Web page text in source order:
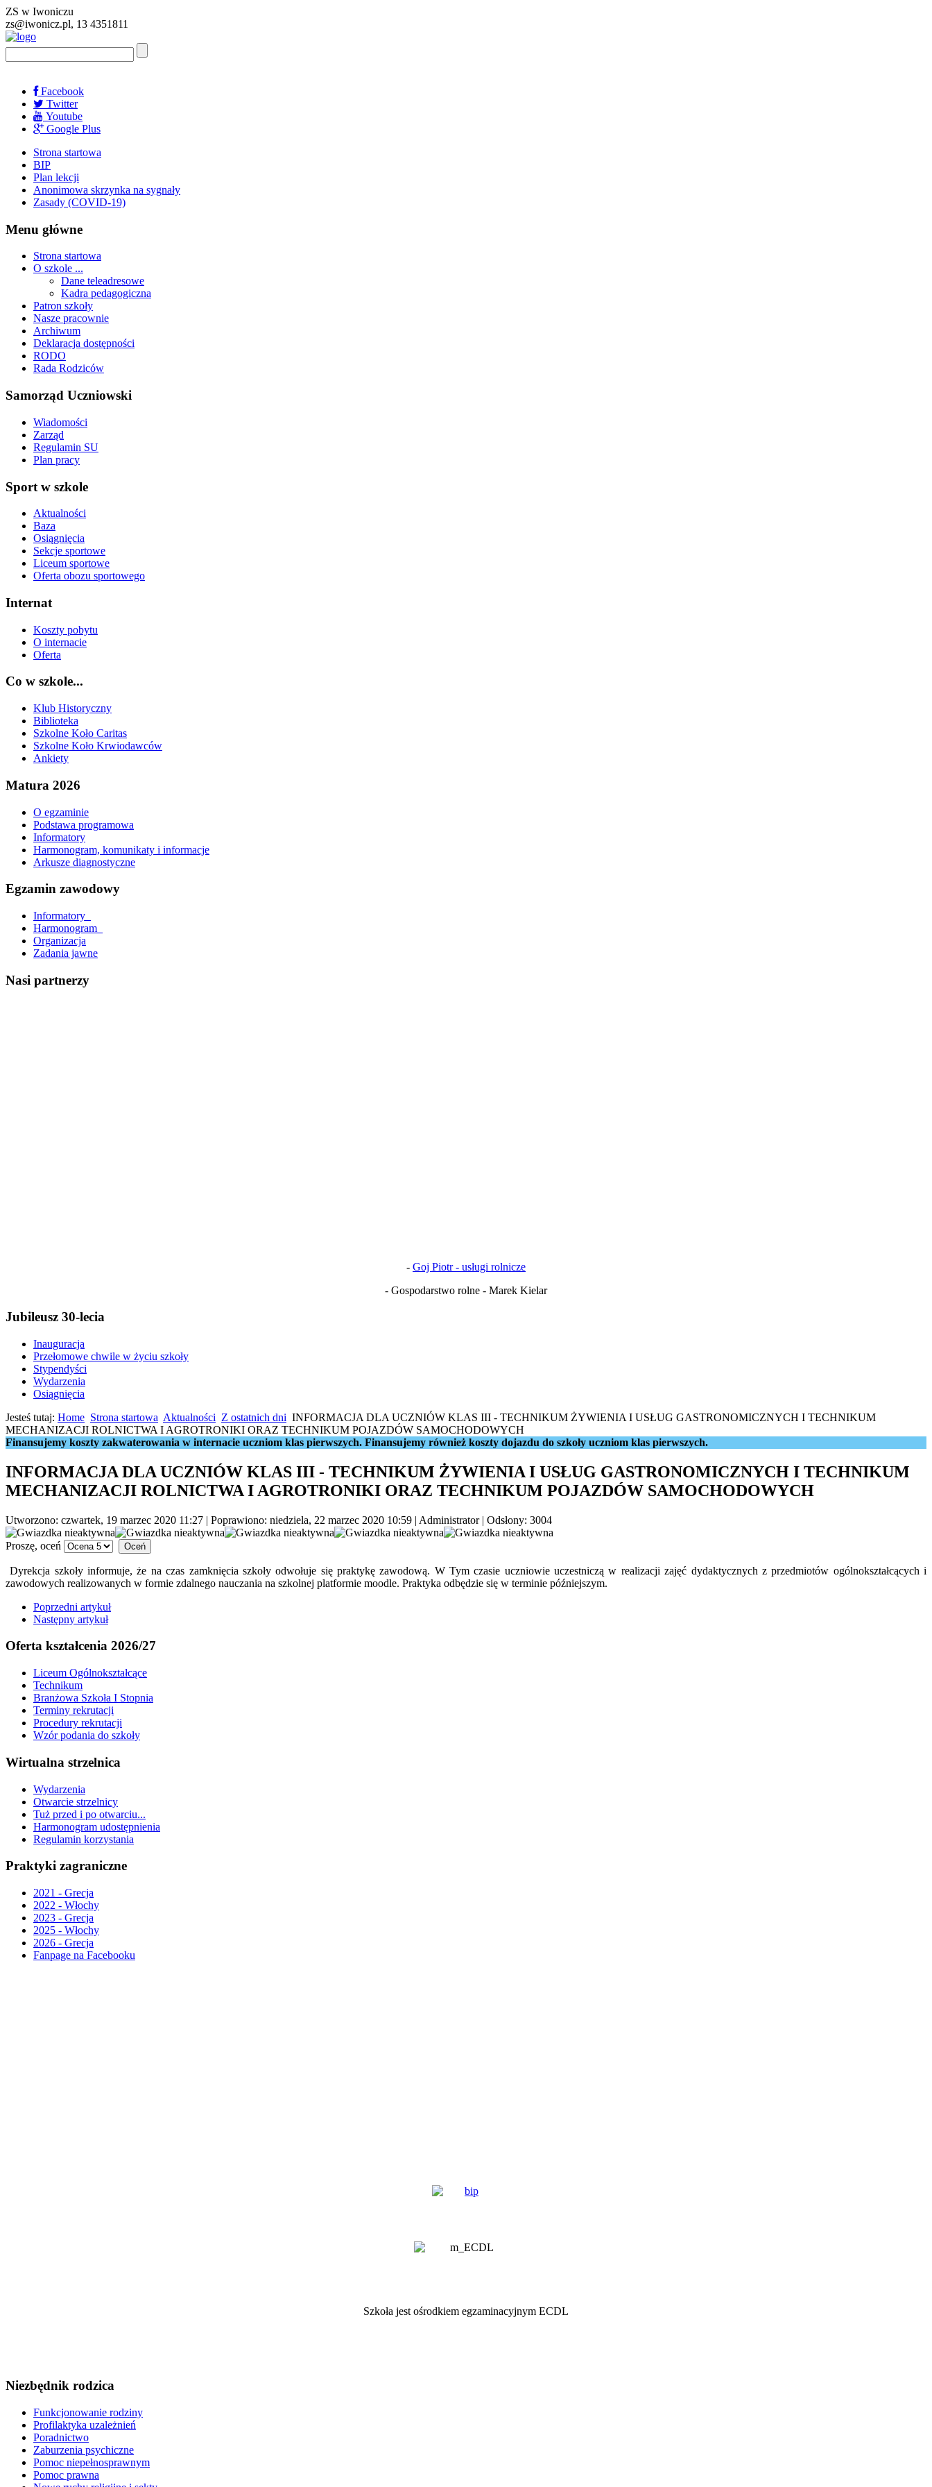
ZS w Iwoniczu
zs@iwonicz.pl, 13 4351811
Facebook
Twitter
Youtube
Google Plus
Strona startowa
BIP
Plan lekcji
Anonimowa skrzynka na sygnały
Zasady (COVID-19)
Menu główne
Strona startowa
O szkole ...
Dane teleadresowe
Kadra pedagogiczna
Patron szkoły
Nasze pracownie
Archiwum
Deklaracja dostępności
RODO
Rada Rodziców
Samorząd Uczniowski
Wiadomości
Zarząd
Regulamin SU
Plan pracy
Sport w szkole
Aktualności
Baza
Osiągnięcia
Sekcje sportowe
Liceum sportowe
Oferta obozu sportowego
Internat
Koszty pobytu
O internacie
Oferta
Co w szkole...
Klub Historyczny
Biblioteka
Szkolne Koło Caritas
Szkolne Koło Krwiodawców
Ankiety
Matura 2026
O egzaminie
Podstawa programowa
Informatory
Harmonogram, komunikaty i informacje
Arkusze diagnostyczne
Egzamin zawodowy
Informatory_
Harmonogram_
Organizacja
Zadania jawne
Nasi partnerzy
- Goj Piotr - usługi rolnicze
- Gospodarstwo rolne - Marek Kielar
Jubileusz 30-lecia
Inauguracja
Przełomowe chwile w życiu szkoły
Stypendyści
Wydarzenia
Osiągnięcia
Jesteś tutaj: Home Strona startowa Aktualności Z ostatnich dni INFORMACJA DLA UCZNIÓW KLAS III - TECHNIKUM ŻYWIENIA I USŁUG GASTRONOMICZNYCH I TECHNIKUM
MECHANIZACJI ROLNICTWA I AGROTRONIKI ORAZ TECHNIKUM POJAZDÓW SAMOCHODOWYCH
Finansujemy koszty zakwaterowania w internacie uczniom klas pierwszych. Finansujemy również koszty dojazdu do szkoły uczniom klas pierwszych.
INFORMACJA DLA UCZNIÓW KLAS III - TECHNIKUM ŻYWIENIA I USŁUG GASTRONOMICZNYCH I TECHNIKUM
MECHANIZACJI ROLNICTWA I AGROTRONIKI ORAZ TECHNIKUM POJAZDÓW SAMOCHODOWYCH
Utworzono: czwartek, 19 marzec 2020 11:27 | Poprawiono: niedziela, 22 marzec 2020 10:59 | Administrator| Odsłony: 3004
Proszę, oceń
Dyrekcja szkoły informuje, że na czas zamknięcia szkoły odwołuje się praktykę zawodową. W Tym czasie uczniowie uczestniczą w realizacji zajęć dydaktycznych z przedmiotów ogólnokształcących i
zawodowych realizowanych w formie zdalnego nauczania na szkolnej platformie moodle. Praktyka odbędzie się w terminie późniejszym.
Poprzedni artykuł
Następny artykuł
Oferta kształcenia 2026/27
Liceum Ogólnokształcące
Technikum
Branżowa Szkoła I Stopnia
Terminy rekrutacji
Procedury rekrutacji
Wzór podania do szkoły
Wirtualna strzelnica
Wydarzenia
Otwarcie strzelnicy
Tuż przed i po otwarciu...
Harmonogram udostępnienia
Regulamin korzystania
Praktyki zagraniczne
2021 - Grecja
2022 - Włochy
2023 - Grecja
2025 - Włochy
2026 - Grecja
Fanpage na Facebooku
Szkoła jest ośrodkiem egzaminacyjnym ECDL
Niezbędnik rodzica
Funkcjonowanie rodziny
Profilaktyka uzależnień
Poradnictwo
Zaburzenia psychiczne
Pomoc niepełnosprawnym
Pomoc prawna